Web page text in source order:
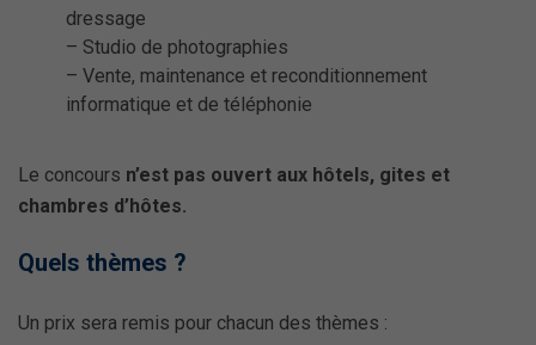
dressage
– Studio de photographies
– Vente, maintenance et reconditionnement
informatique et de téléphonie
Le concours n’est pas ouvert aux hôtels, gites et
chambres d’hôtes.
Quels thèmes ?
Un prix sera remis pour chacun des thèmes :